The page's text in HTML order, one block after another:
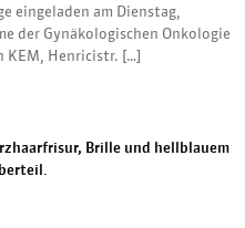
eingeladen am Dienstag,
der Gynäkologischen Onkologie
KEM, Henricistr. […]